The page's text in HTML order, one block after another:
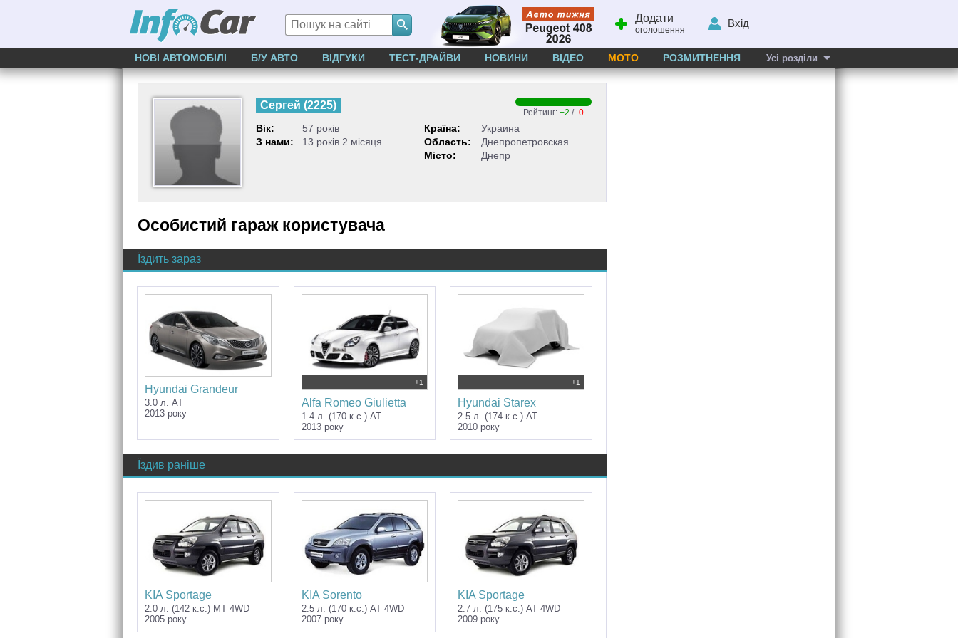
Додати
оголошення
Вхід
НОВІ АВТОМОБІЛІ Б/У АВТО ВІДГУКИ ТЕСТ-ДРАЙВИ НОВИНИ ВІДЕО МОТО РОЗМИТНЕННЯ Усі розділи
Сергей (2225)
Рейтинг: +2 /-0
Вік:
57 років
З нами:
13 років 2 місяця
Країна:
Украина
Область:
Днепропетровская
Місто:
Днепр
Особистий гараж користувача
Їздить зараз
Hyundai Grandeur
3.0 л. AT
2013 року
+1
Alfa Romeo Giulietta
1.4 л. (170 к.с.) AT
2013 року
+1
Hyundai Starex
2.5 л. (174 к.с.) AT
2010 року
Їздив раніше
KIA Sportage
2.0 л. (142 к.с.) MT 4WD
2005 року
KIA Sorento
2.5 л. (170 к.с.) AT 4WD
2007 року
KIA Sportage
2.7 л. (175 к.с.) AT 4WD
2009 року